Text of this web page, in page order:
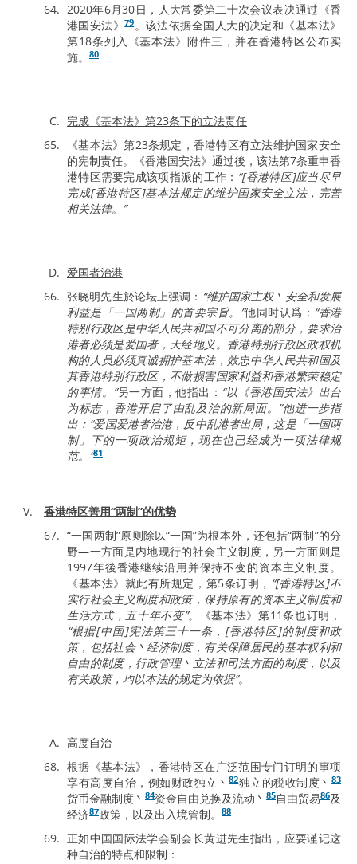
2020年6月30日，人大常委第二十次会议表决通过《香
港国安法》79。该法依据全国人大的决定和《基本法》
第18条列入《基本法》附件三，并在香港特区公布实
施。
80
完成《基本法》第23条下的立法责任
《基本法》第23条规定，香港特区有立法维护国家安全
的宪制责任。《香港国安法》通过後，该法第7条重申香
港特区需要完成该项指派的工作： “[香港特区]应当尽早
完成[香港特区]基本法规定的维护国家安全立法，完善
相关法律。”
爱国者治港
张晓明先生於论坛上强调： “维护国家主权丶安全和发展
利益是「一国两制」的首要宗旨。”他同时认爲： “香港
特别行政区是中华人民共和国不可分离的部分，要求治
港者必须是爱国者，天经地义。香港特别行政区政权机
构的人员必须真诚拥护基本法，效忠中华人民共和国及
其香港特别行政区，不做损害国家利益和香港繁荣稳定
的事情。”另一方面，他指出： “以《香港国安法》出台
为标志，香港开启了由乱及治的新局面。”他进一步指
出：“爱国爱港者治港，反中乱港者出局，这是「一国两
制」下的一项政治规矩，现在也已经成为一项法律规
范。”81
香港特区善用“两制”的优势
“一国两制”原则除以“一国”为根本外，还包括“两制”的分
野—一方面是内地现行的社会主义制度，另一方面则是
1997年後香港继续沿用并保持不变的资本主义制度。
《基本法》就此有所规定，第5条订明， “[香港特区]不
实行社会主义制度和政策，保持原有的资本主义制度和
生活方式，五十年不变”。《基本法》第11条也订明，
“根据[中国]宪法第三十一条，[香港特区]的制度和政
策，包括社会丶经济制度，有关保障居民的基本权利和
自由的制度，行政管理丶立法和司法方面的制度，以及
有关政策，均以本法的规定为依据”。
高度自治
根据《基本法》，香港特区在广泛范围专门订明的事项
享有高度自治，例如财政独立丶82独立的税收制度丶83
货币金融制度丶 84资金自由兑换及流动丶 85自由贸易86及
经济87政策，以及出入境管制。 88
正如中国国际法学会副会长黄进先生指出，应要谨记这
种自治的特点和限制：